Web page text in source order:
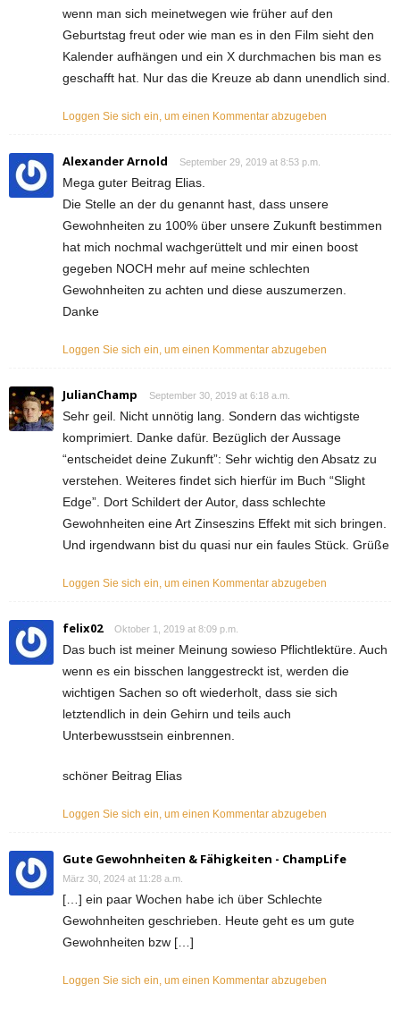
wenn man sich meinetwegen wie früher auf den
Geburtstag freut oder wie man es in den Film sieht den
Kalender aufhängen und ein X durchmachen bis man es
geschafft hat. Nur das die Kreuze ab dann unendlich sind.
Loggen Sie sich ein, um einen Kommentar abzugeben
Alexander Arnold September 29, 2019 at 8:53 p.m.
Mega guter Beitrag Elias.
Die Stelle an der du genannt hast, dass unsere
Gewohnheiten zu 100% über unsere Zukunft bestimmen
hat mich nochmal wachgerüttelt und mir einen boost
gegeben NOCH mehr auf meine schlechten
Gewohnheiten zu achten und diese auszumerzen.
Danke
Loggen Sie sich ein, um einen Kommentar abzugeben
JulianChamp September 30, 2019 at 6:18 a.m.
Sehr geil. Nicht unnötig lang. Sondern das wichtigste
komprimiert. Danke dafür. Bezüglich der Aussage
“entscheidet deine Zukunft”: Sehr wichtig den Absatz zu
verstehen. Weiteres findet sich hierfür im Buch “Slight
Edge”. Dort Schildert der Autor, dass schlechte
Gewohnheiten eine Art Zinseszins Effekt mit sich bringen.
Und irgendwann bist du quasi nur ein faules Stück. Grüße
Loggen Sie sich ein, um einen Kommentar abzugeben
felix02 Oktober 1, 2019 at 8:09 p.m.
Das buch ist meiner Meinung sowieso Pflichtlektüre. Auch
wenn es ein bisschen langgestreckt ist, werden die
wichtigen Sachen so oft wiederholt, dass sie sich
letztendlich in dein Gehirn und teils auch
Unterbewusstsein einbrennen.
schöner Beitrag Elias
Loggen Sie sich ein, um einen Kommentar abzugeben
Gute Gewohnheiten & Fähigkeiten - ChampLife
März 30, 2024 at 11:28 a.m.
[…] ein paar Wochen habe ich über Schlechte
Gewohnheiten geschrieben. Heute geht es um gute
Gewohnheiten bzw […]
Loggen Sie sich ein, um einen Kommentar abzugeben